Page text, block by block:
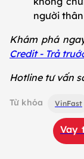
người thân
Khám phá
Credit - Trả
Hotline tư vấn
Từ khóa VinFast
Vay